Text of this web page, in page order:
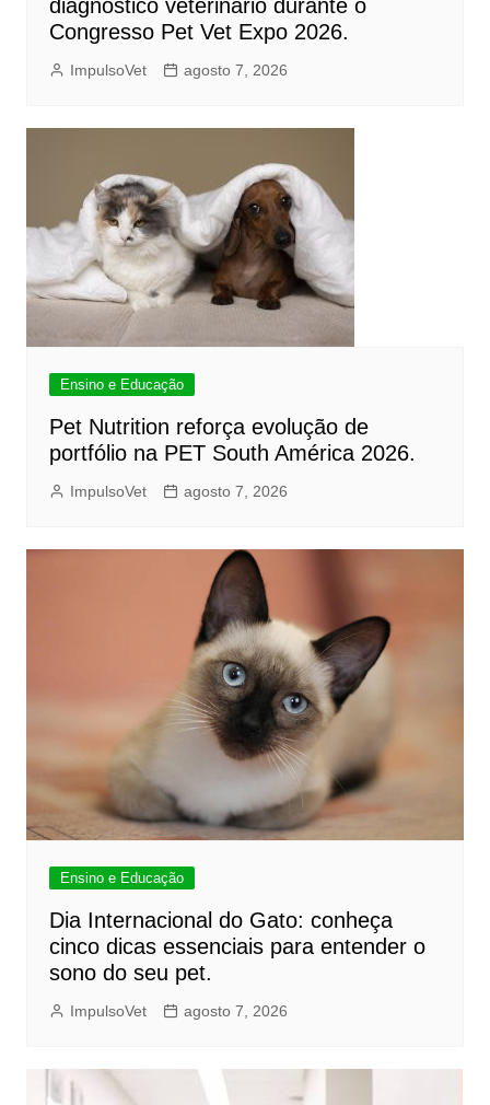
diagnóstico veterinário durante o
Congresso Pet Vet Expo 2026.
ImpulsoVet agosto 7, 2026
Ensino e Educação
Pet Nutrition reforça evolução de
portfólio na PET South América 2026.
ImpulsoVet agosto 7, 2026
Ensino e Educação
Dia Internacional do Gato: conheça
cinco dicas essenciais para entender o
sono do seu pet.
ImpulsoVet agosto 7, 2026